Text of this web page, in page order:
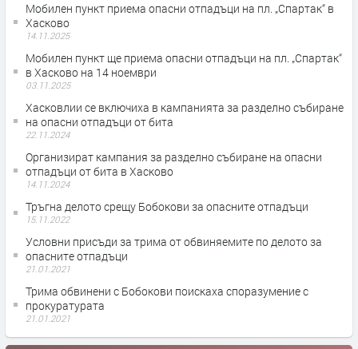
Мобилен пункт приема опасни отпадъци на пл. „Спартак“ в
Хасково
14.11.2025
Мобилен пункт ще приема опасни отпадъци на пл. „Спартак“
в Хасково на 14 ноември
03.11.2025
Хасковлии се включиха в кампанията за разделно събиране
на опасни отпадъци от бита
22.11.2024
Организират кампания за разделно събиране на опасни
отпадъци от бита в Хасково
14.11.2024
Тръгна делото срещу Бобокови за опасните отпадъци
15.11.2022
Условни присъди за трима от обвиняемите по делото за
опасните отпадъци
21.01.2021
Трима обвинени с Бобокови поискаха споразумение с
прокуратурата
21.01.2021